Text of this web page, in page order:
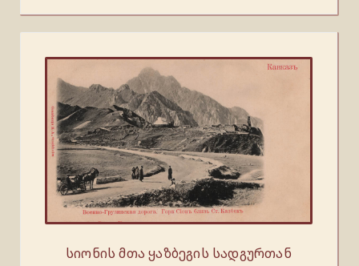
სიონის მთა ყაზბეგის სადგურთან